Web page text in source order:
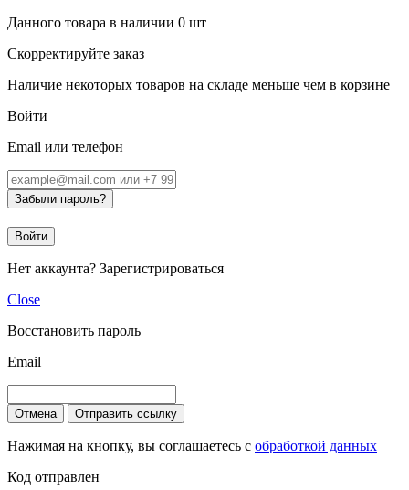
Данного товара в наличии 0 шт
Скорректируйте заказ
Наличие некоторых товаров на складе меньше чем в корзине
Войти
Email или телефон
Забыли пароль?
Войти
Нет аккаунта? Зарегистрироваться
Close
Восстановить пароль
Email
Отмена Отправить ссылку
Нажимая на кнопку, вы соглашаетесь с обработкой данных
Код отправлен